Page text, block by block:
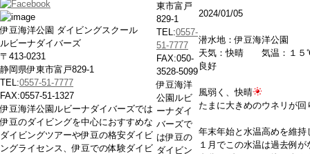
伊豆海洋公園 ダイビングスクール
ルビーナダイバーズ
〒413-0231
静岡県伊東市富戸829-1
TEL:0557-51-7777
FAX:0557-51-1327
伊豆海洋公園ルビーナダイバーズでは
伊豆のダイビングを中心におすすめな
ダイビングツアーや伊豆の格安ダイビ
ングライセンス、伊豆での体験ダイビ
2024/01/05
潜水地：伊豆海洋公園
天気：快晴 気温：１
良好
風弱く、快晴
たまに大きめのウネリが
年末年始と水温高めを維
１月でこの水温は過去例
東市富戸
829-1
TEL:0557-
51-7777
FAX:050-
3528-5099
伊豆海洋
公園ルビ
ーナダイ
バーズで
は伊豆の
ダイビン